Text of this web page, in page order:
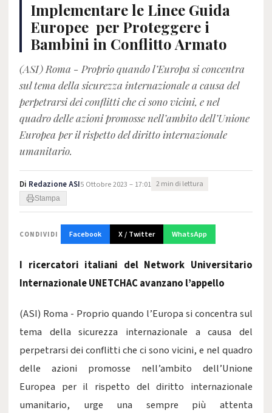
Implementare le Linee Guida
Europee per Proteggere i
Bambini in Conflitto Armato
(ASI) Roma - Proprio quando l’Europa si concentra
sul tema della sicurezza internazionale a causa del
perpetrarsi dei conflitti che ci sono vicini, e nel
quadro delle azioni promosse nell’ambito dell’Unione
Europea per il rispetto del diritto internazionale
umanitario.
Di Redazione ASI5 Ottobre 2023 – 17:01 2 min di lettura
Stampa
CONDIVIDI Facebook X / Twitter WhatsApp
I ricercatori italiani del Network Universitario
Internazionale UNETCHAC avanzano l’appello
(ASI) Roma - Proprio quando l’Europa si concentra sul
tema della sicurezza internazionale a causa del
perpetrarsi dei conflitti che ci sono vicini, e nel quadro
delle azioni promosse nell’ambito dell’Unione
Europea per il rispetto del diritto internazionale
umanitario, urge una sempre più attenta